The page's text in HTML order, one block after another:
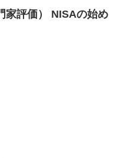
家評価） NISAの始め